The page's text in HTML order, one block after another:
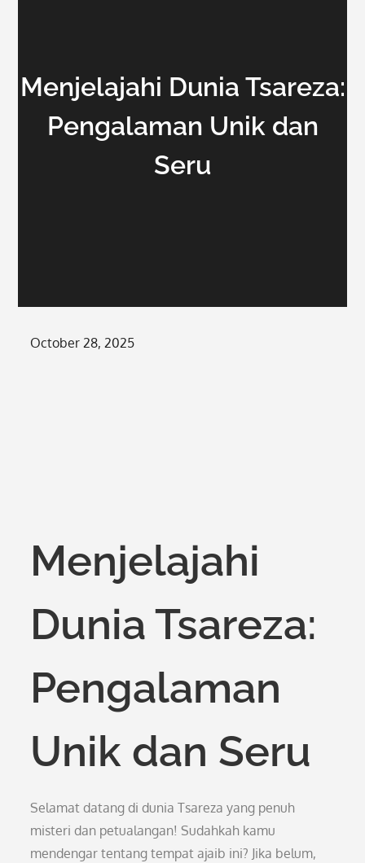
Menjelajahi Dunia Tsareza:
Pengalaman Unik dan
Seru
Posted
October 28, 2025
Menjelajahi
Dunia Tsareza:
Pengalaman
Unik dan Seru
Selamat datang di dunia Tsareza yang penuh
misteri dan petualangan! Sudahkah kamu
mendengar tentang tempat ajaib ini? Jika belum,